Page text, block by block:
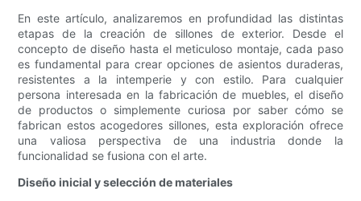
En este artículo, analizaremos en profundidad las distintas
etapas de la creación de sillones de exterior. Desde el
concepto de diseño hasta el meticuloso montaje, cada paso
es fundamental para crear opciones de asientos duraderas,
resistentes a la intemperie y con estilo. Para cualquier
persona interesada en la fabricación de muebles, el diseño
de productos o simplemente curiosa por saber cómo se
fabrican estos acogedores sillones, esta exploración ofrece
una valiosa perspectiva de una industria donde la
funcionalidad se fusiona con el arte.
Diseño inicial y selección de materiales